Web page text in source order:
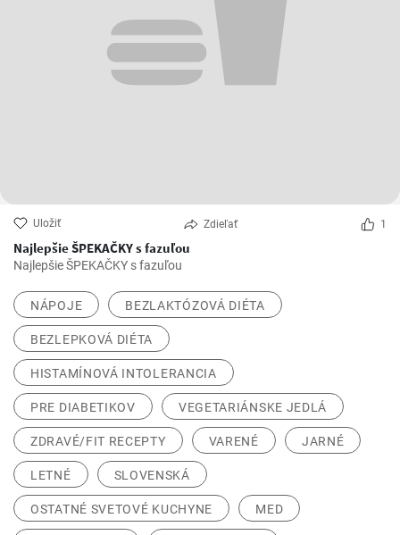
Uložiť Zdieľať 1
Najlepšie ŠPEKAČKY s fazuľou
Najlepšie ŠPEKAČKY s fazuľou
NÁPOJE BEZLAKTÓZOVÁ DIÉTA
BEZLEPKOVÁ DIÉTA
HISTAMÍNOVÁ INTOLERANCIA
PRE DIABETIKOV VEGETARIÁNSKE JEDLÁ
ZDRAVÉ/FIT RECEPTY VARENÉ JARNÉ
LETNÉ SLOVENSKÁ
OSTATNÉ SVETOVÉ KUCHYNE MED